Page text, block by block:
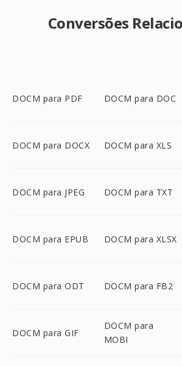
Conversões
DOCM para PDF DOCM para DOC
DOCM para DOCX DOCM para XLS
DOCM para JPEG DOCM para TXT
DOCM para EPUB DOCM para XLSX
DOCM para ODT DOCM para FB2
DOCM para GIF
DOCM para
MOBI